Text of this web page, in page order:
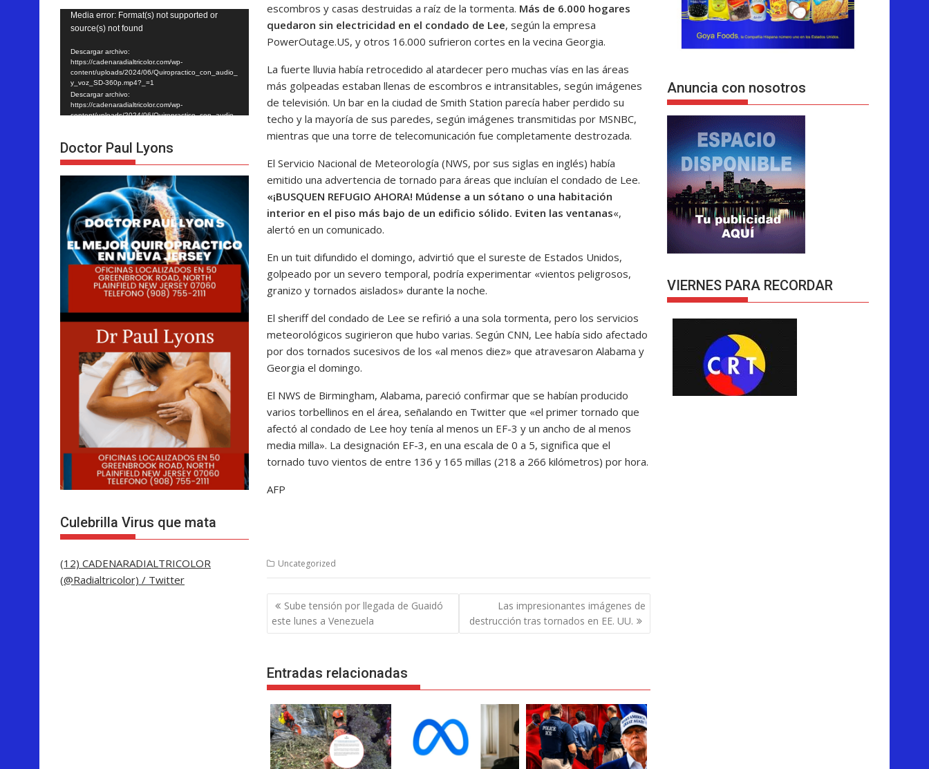
escombros y casas destruidas a raíz de la tormenta. Más de 6.000 hogares
quedaron sin electricidad en el condado de Lee, según la empresa
PowerOutage.US, y otros 16.000 sufrieron cortes en la vecina Georgia.
La fuerte lluvia había retrocedido al atardecer pero muchas vías en las áreas
más golpeadas estaban llenas de escombros e intransitables, según imágenes
de televisión. Un bar en la ciudad de Smith Station parecía haber perdido su
techo y la mayoría de sus paredes, según imágenes transmitidas por MSNBC,
mientras que una torre de telecomunicación fue completamente destrozada.
El Servicio Nacional de Meteorología (NWS, por sus siglas en inglés) había
emitido una advertencia de tornado para áreas que incluían el condado de Lee.
«¡BUSQUEN REFUGIO AHORA! Múdense a un sótano o una habitación
interior en el piso más bajo de un edificio sólido. Eviten las ventanas«,
alertó en un comunicado.
En un tuit difundido el domingo, advirtió que el sureste de Estados Unidos,
golpeado por un severo temporal, podría experimentar «vientos peligrosos,
granizo y tornados aislados» durante la noche.
El sheriff del condado de Lee se refirió a una sola tormenta, pero los servicios
meteorológicos sugirieron que hubo varias. Según CNN, Lee había sido afectado
por dos tornados sucesivos de los «al menos diez» que atravesaron Alabama y
Georgia el domingo.
El NWS de Birmingham, Alabama, pareció confirmar que se habían producido
varios torbellinos en el área, señalando en Twitter que «el primer tornado que
afectó al condado de Lee hoy tenía al menos un EF-3 y un ancho de al menos
media milla». La designación EF-3, en una escala de 0 a 5, significa que el
tornado tuvo vientos de entre 136 y 165 millas (218 a 266 kilómetros) por hora.
AFP
Uncategorized
Navegación
de
entradas
Sube tensión por llegada de Guaidó
este lunes a Venezuela
Las impresionantes imágenes de
destrucción tras tornados en EE. UU.
Entradas relacionadas
Reproductor
de
vídeo
Media error: Format(s) not supported or
source(s) not found
Descargar archivo:
https://cadenaradialtricolor.com/wp-
content/uploads/2024/06/Quiropractico_con_audio_
y_voz_SD-360p.mp4?_=1
Descargar archivo:
https://cadenaradialtricolor.com/wp-
content/uploads/2024/06/Quiropractico_con_audio_
Doctor Paul Lyons
Culebrilla Virus que mata
(12) CADENARADIALTRICOLOR
(@Radialtricolor) / Twitter
Anuncia con nosotros
VIERNES PARA RECORDAR